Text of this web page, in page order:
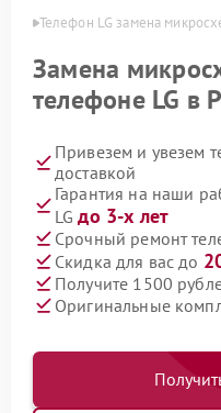
Телефон LG замена
Замена
телефоне LG в
Привезем и увезем
доставкой
Гарантия на наши
LGдо 3-х лет
Срочный ремонт
Скидка для вас до
Получите 1500
Оригинальные